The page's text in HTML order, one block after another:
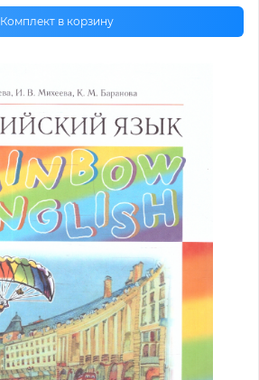
Комплект в корзину